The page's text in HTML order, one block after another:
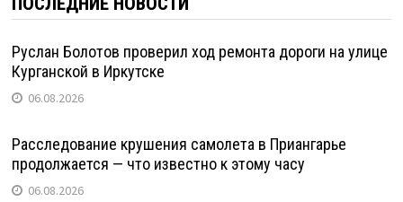
Руслан Болотов проверил ход ремонта дороги на улице
Курганской в Иркутске
06.08.2026
Расследование крушения самолета в Приангарье
продолжается — что известно к этому часу
06.08.2026